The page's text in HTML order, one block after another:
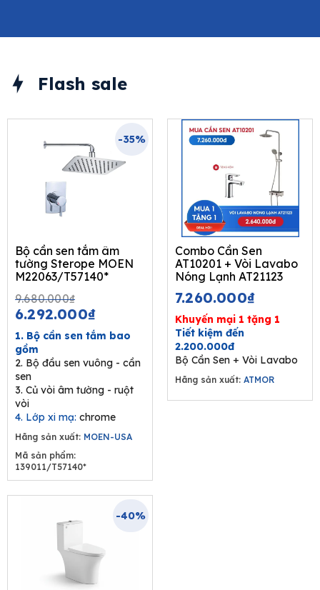
Flash sale
-35%
Bộ cần sen tắm âm
tường Sterope MOEN
M22063/T57140*
9.680.000₫Original
price
was:
9.680.000₫.
6.292.000₫price
is:
6.292.000₫.
1. Bộ cần sen tắm bao
gồm
2. Bộ đầu sen vuông - cần
sen
3. Củ vòi âm tường - ruột
vòi
4. Lớp xi mạ: chrome
Hãng sản xuất: MOEN-USA
Mã sản phẩm:
139011/T57140*
Combo Cần Sen
AT10201 + Vòi Lavabo
Nóng Lạnh AT21123
7.260.000₫
Khuyến mại 1 tặng 1
Tiết kiệm đến
2.200.000đ
Bộ Cần Sen + Vòi Lavabo
Hãng sản xuất: ATMOR
-40%